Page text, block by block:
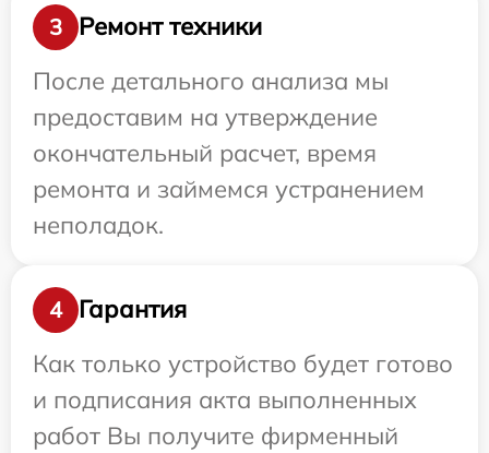
3
Ремонт техники
После детального анализа мы
предоставим на утверждение
окончательный расчет, время
ремонта и займемся устранением
неполадок.
4
Гарантия
Как только устройство будет готово
и подписания акта выполненных
работ Вы получите фирменный